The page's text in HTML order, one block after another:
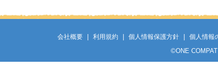
会社概要 利用規約 個人情報保護方針
個人情報
©ONE